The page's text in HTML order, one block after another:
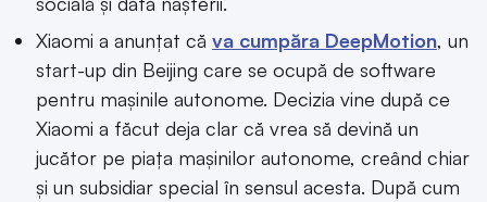
Xiaomi a anunțat că va cumpăra DeepMotion, un
start-up din Beijing care se ocupă de software
pentru mașinile autonome. Decizia vine după ce
Xiaomi a făcut deja clar că vrea să devină un
jucător pe piața mașinilor autonome, creând chiar
și un subsidiar special în sensul acesta. După cum